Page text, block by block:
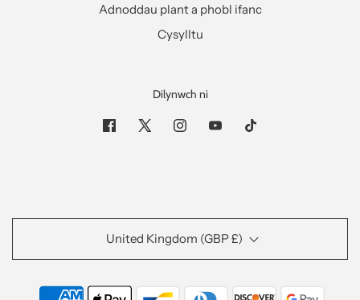
Adnoddau plant a phobl ifanc
Cysylltu
Dilynwch ni
United Kingdom (GBP £)